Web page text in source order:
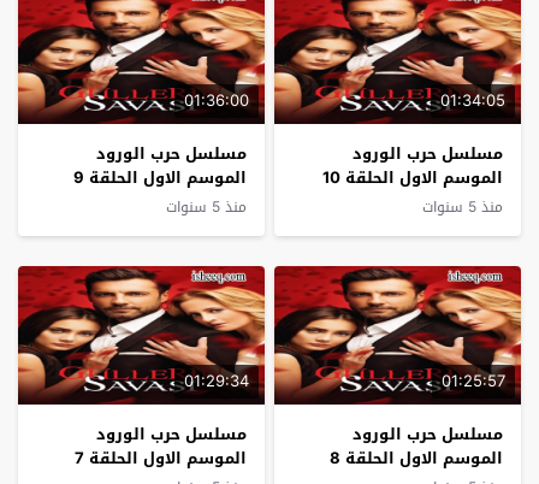
01:34:05
مسلسل حرب الورود
الموسم الاول الحلقة 10
منذ 5 سنوات
01:36:00
مسلسل حرب الورود
الموسم الاول الحلقة 9
منذ 5 سنوات
01:25:57
مسلسل حرب الورود
الموسم الاول الحلقة 8
01:29:34
مسلسل حرب الورود
الموسم الاول الحلقة 7